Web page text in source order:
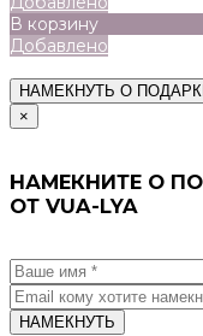
В корзину
Добавлено
НАМЕКНУТЬ О
×
НАМЕКНИТЕ О
ОТ VUA-LYA
НАМЕКНУТЬ